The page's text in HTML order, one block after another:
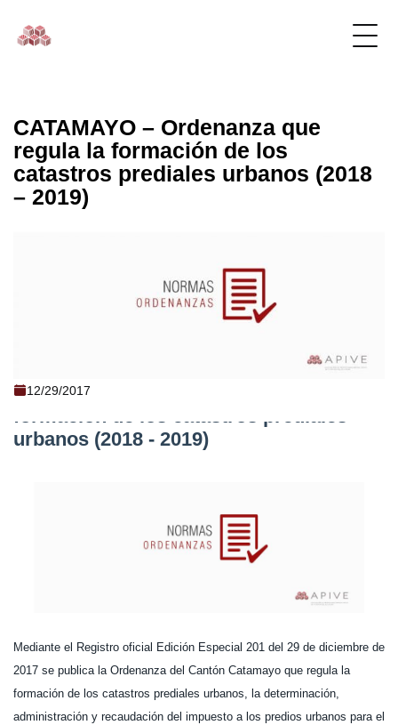
CATAMAYO – Ordenanza que
regula la formación de los
catastros prediales urbanos (2018
– 2019)
12/29/2017
CATAMAYO - Ordenanza que regula la
formación de los catastros prediales
urbanos (2018 - 2019)
Mediante el Registro oficial Edición Especial 201 del 29 de diciembre de
2017 se publica la Ordenanza del Cantón Catamayo que regula la
formación de los catastros prediales urbanos, la determinación,
administración y recaudación del impuesto a los predios urbanos para el